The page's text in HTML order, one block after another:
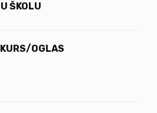
ŠKOLU
OGLAS